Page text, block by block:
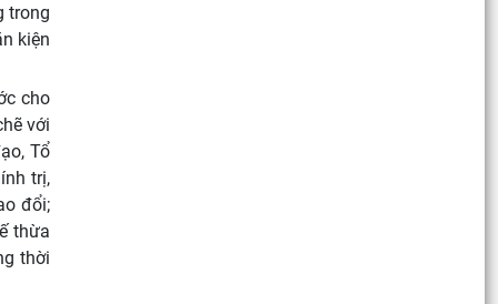
trong
kiện
cho
với
Tổ
trị,
đổi;
thừa
thời